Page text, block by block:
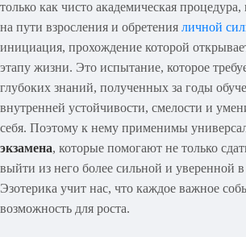
только как чисто академическая
на пути взросления и обретения личной
инициация, прохождение которой
этапу жизни. Это испытание, которое
глубоких знаний, полученных за годы
внутренней устойчивости, смелости и
себя. Поэтому к нему применимы
экзамена, которые помогают не только
выйти из него более сильной и уверенной
Эзотерика учит нас, что каждое важное
возможность для роста.